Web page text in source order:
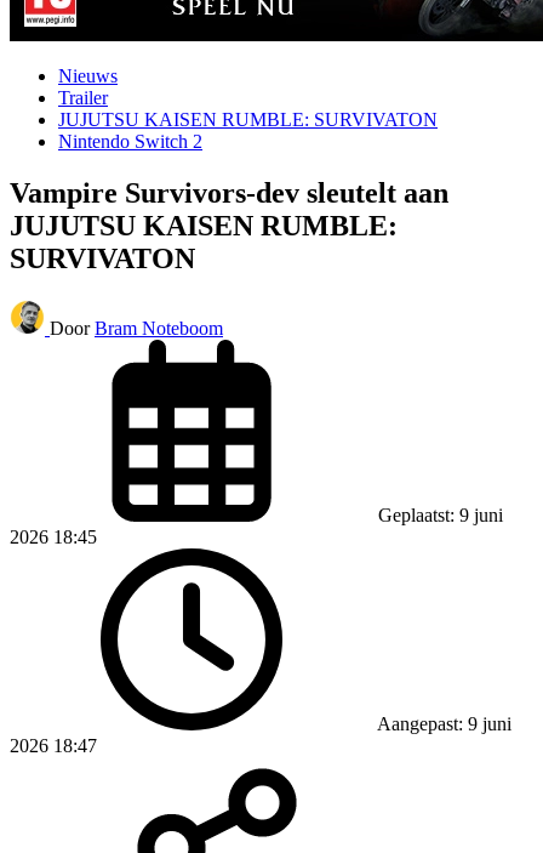
Nieuws
Trailer
JUJUTSU KAISEN RUMBLE: SURVIVATON
Nintendo Switch 2
Vampire Survivors-dev sleutelt aan
JUJUTSU KAISEN RUMBLE:
SURVIVATON
Door Bram Noteboom
Geplaatst: 9 juni
2026 18:45
Aangepast: 9 juni
2026 18:47